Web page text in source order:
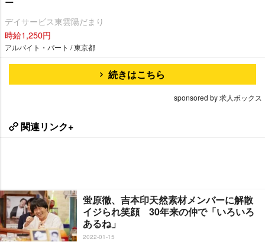
デイサービス東雲陽だまり
時給1,250円
アルバイト・パート / 東京都
続きはこちら
sponsored by 求人ボックス
関連リンク+
蛍原徹、吉本印天然素材メンバーに解散
イジられ笑顔 30年来の仲で「いろいろ
あるね」
2022-01-15